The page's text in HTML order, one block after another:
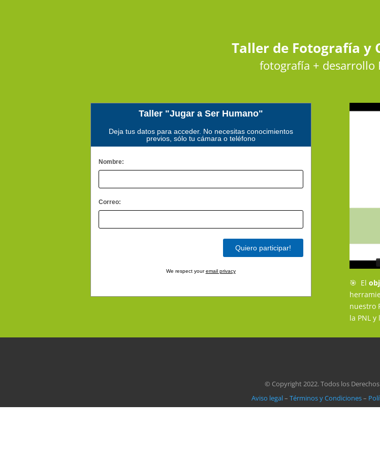
Taller de Fotografía y
fotografía + desarrollo
Taller "Jugar a Ser Humano"
Deja tus datos para acceder. No necesitas conocimientos
previos, sólo tu cámara o teléfono
Nombre:
Correo:
We respect youremail privacy
🎯 El
nuestro
la PNL
© Copyright 2022. Todos los
Aviso legal–Términos y Condiciones–